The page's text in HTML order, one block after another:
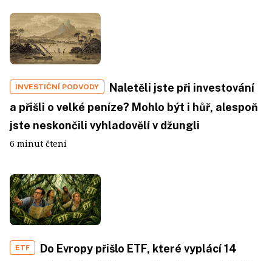
INVESTIČNÍ PODVODY
Naletěli jste při investování
a přišli o velké peníze? Mohlo být i hůř, alespoň
jste neskončili vyhladovělí v džungli
6 minut čtení
ETF
Do Evropy přišlo ETF, které vyplácí 14